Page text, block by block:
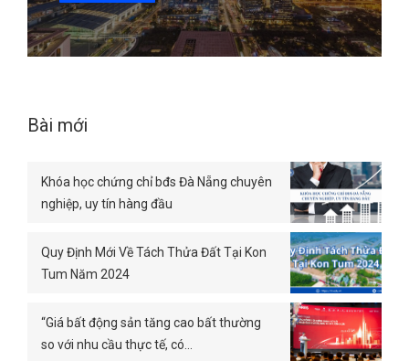
Bài mới
Khóa học chứng chỉ bđs Đà Nẵng chuyên
nghiệp, uy tín hàng đầu
Quy Định Mới Về Tách Thửa Đất Tại Kon
Tum Năm 2024
“Giá bất động sản tăng cao bất thường
so với nhu cầu thực tế, có…